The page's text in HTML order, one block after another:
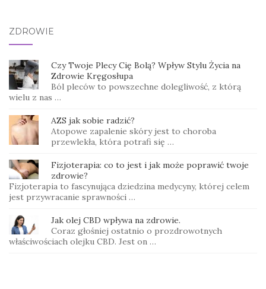
ZDROWIE
Czy Twoje Plecy Cię Bolą? Wpływ Stylu Życia na
Zdrowie Kręgosłupa
Ból pleców to powszechne dolegliwość, z którą
wielu z nas …
AZS jak sobie radzić?
Atopowe zapalenie skóry jest to choroba
przewlekła, która potrafi się …
Fizjoterapia: co to jest i jak może poprawić twoje
zdrowie?
Fizjoterapia to fascynująca dziedzina medycyny, której celem
jest przywracanie sprawności …
Jak olej CBD wpływa na zdrowie.
Coraz głośniej ostatnio o prozdrowotnych
właściwościach olejku CBD. Jest on …